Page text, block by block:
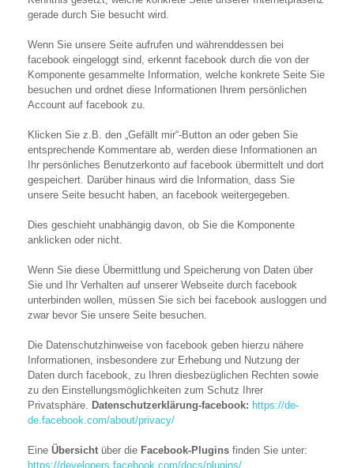
gerade durch Sie besucht wird.
Wenn Sie unsere Seite aufrufen und währenddessen bei
facebook eingeloggt sind, erkennt facebook durch die von der
Komponente gesammelte Information, welche konkrete Seite Sie
besuchen und ordnet diese Informationen Ihrem persönlichen
Account auf facebook zu.
Klicken Sie z.B. den „Gefällt mir“-Button an oder geben Sie
entsprechende Kommentare ab, werden diese Informationen an
Ihr persönliches Benutzerkonto auf facebook übermittelt und dort
gespeichert. Darüber hinaus wird die Information, dass Sie
unsere Seite besucht haben, an facebook weitergegeben.
Dies geschieht unabhängig davon, ob Sie die Komponente
anklicken oder nicht.
Wenn Sie diese Übermittlung und Speicherung von Daten über
Sie und Ihr Verhalten auf unserer Webseite durch facebook
unterbinden wollen, müssen Sie sich bei facebook ausloggen und
zwar bevor Sie unsere Seite besuchen.
Die Datenschutzhinweise von facebook geben hierzu nähere
Informationen, insbesondere zur Erhebung und Nutzung der
Daten durch facebook, zu Ihren diesbezüglichen Rechten sowie
zu den Einstellungsmöglichkeiten zum Schutz Ihrer
Privatsphäre. Datenschutzerklärung-facebook: https://de-
de.facebook.com/about/privacy/
Eine Übersicht über die Facebook-Plugins finden Sie unter:
https://developers.facebook.com/docs/plugins/